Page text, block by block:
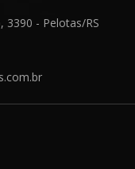
3390 - Pelotas/RS